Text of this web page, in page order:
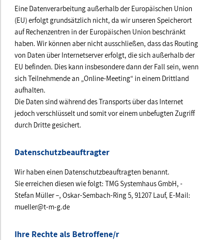
Eine Datenverarbeitung außerhalb der Europäischen Union
(EU) erfolgt grundsätzlich nicht, da wir unseren Speicherort
auf Rechenzentren in der Europäischen Union beschränkt
haben. Wir können aber nicht ausschließen, dass das Routing
von Daten über Internetserver erfolgt, die sich außerhalb der
EU befinden. Dies kann insbesondere dann der Fall sein, wenn
sich Teilnehmende an „Online-Meeting“ in einem Drittland
aufhalten.
Die Daten sind während des Transports über das Internet
jedoch verschlüsselt und somit vor einem unbefugten Zugriff
durch Dritte gesichert.
Datenschutzbeauftragter
Wir haben einen Datenschutzbeauftragten benannt.
Sie erreichen diesen wie folgt: TMG Systemhaus GmbH, -
Stefan Müller –, Oskar-Sembach-Ring 5, 91207 Lauf, E-Mail:
mueller@t-m-g.de
Ihre Rechte als Betroffene/r